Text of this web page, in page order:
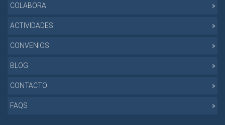
COLABORA
ACTIVIDADES
CONVENIOS
BLOG
CONTACTO
FAQS